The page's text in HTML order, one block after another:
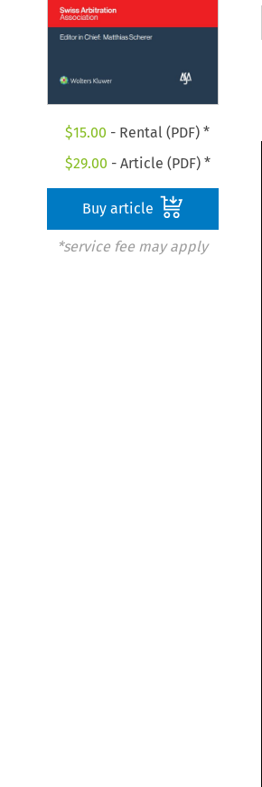
$15.00 - Rental (PDF) *
$29.00 - Article (PDF) *
Buy article
*service fee may apply